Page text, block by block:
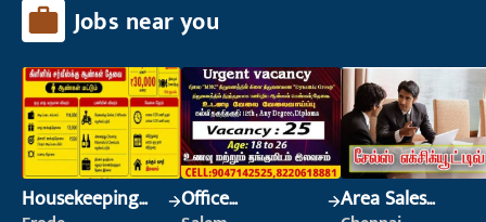
Jobs near you
Housekeeping Office Area Sales